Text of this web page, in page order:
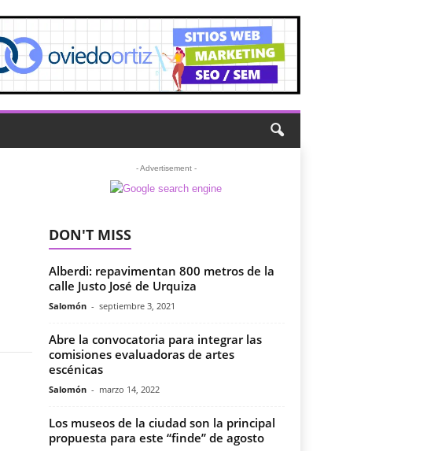
- Advertisement -
DON'T MISS
Alberdi: repavimentan 800 metros de la
calle Justo José de Urquiza
Salomón - septiembre 3, 2021
Abre la convocatoria para integrar las
comisiones evaluadoras de artes
escénicas
Salomón - marzo 14, 2022
Los museos de la ciudad son la principal
propuesta para este “finde” de agosto